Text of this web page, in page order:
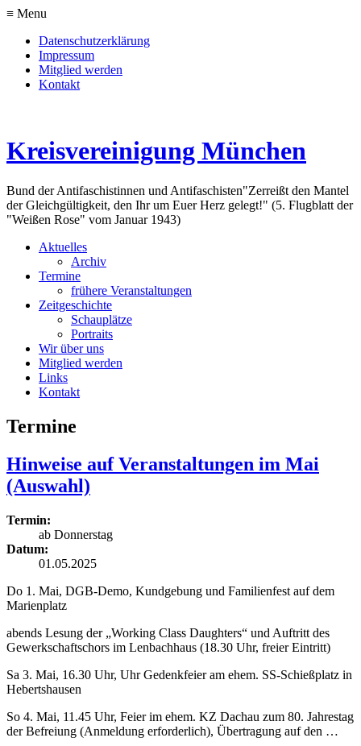
≡ Menu
Datenschutzerklärung
Impressum
Mitglied werden
Kontakt
Kreisvereinigung München
Bund der Antifaschistinnen und Antifaschisten"Zerreißt den Mantel
der Gleichgültigkeit, den Ihr um Euer Herz gelegt!" (5. Flugblatt der
"Weißen Rose" vom Januar 1943)
Aktuelles
Archiv
Termine
frühere Veranstaltungen
Zeitgeschichte
Schauplätze
Portraits
Wir über uns
Mitglied werden
Links
Kontakt
Termine
Hinweise auf Veranstaltungen im Mai
(Auswahl)
Termin:
ab Donnerstag
Datum:
01.05.2025
Do 1. Mai, DGB-Demo, Kundgebung und Familienfest auf dem
Marienplatz
abends Lesung der „Working Class Daughters“ und Auftritt des
Gewerkschaftschors im Lenbachhaus (18.30 Uhr, freier Eintritt)
Sa 3. Mai, 16.30 Uhr, Uhr Gedenkfeier am ehem. SS-Schießplatz in
Hebertshausen
So 4. Mai, 11.45 Uhr, Feier im ehem. KZ Dachau zum 80. Jahrestag
der Befreiung (Anmeldung erforderlich), Übertragung auf den …